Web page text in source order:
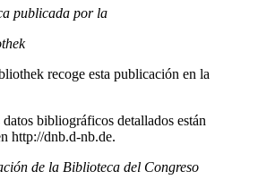
publicada por la
recoge esta publicación en la
bibliográficos detallados están
http://dnb.d-nb.de.
de la Biblioteca del Congreso